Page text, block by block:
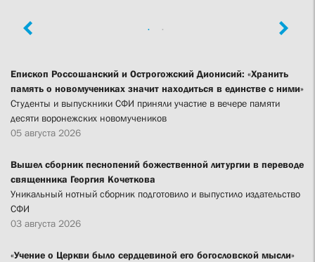
Епископ Россошанский и Острогожский Дионисий: «Хранить
память о новомучениках значит находиться в единстве с ними»
Студенты и выпускники СФИ приняли участие в вечере памяти
десяти воронежских новомучеников
05 августа 2026
Вышел сборник песнопений божественной литургии в переводе
священника Георгия Кочеткова
Уникальный нотный сборник подготовило и выпустило издательство
СФИ
03 августа 2026
«Учение о Церкви было сердцевиной его богословской мысли»